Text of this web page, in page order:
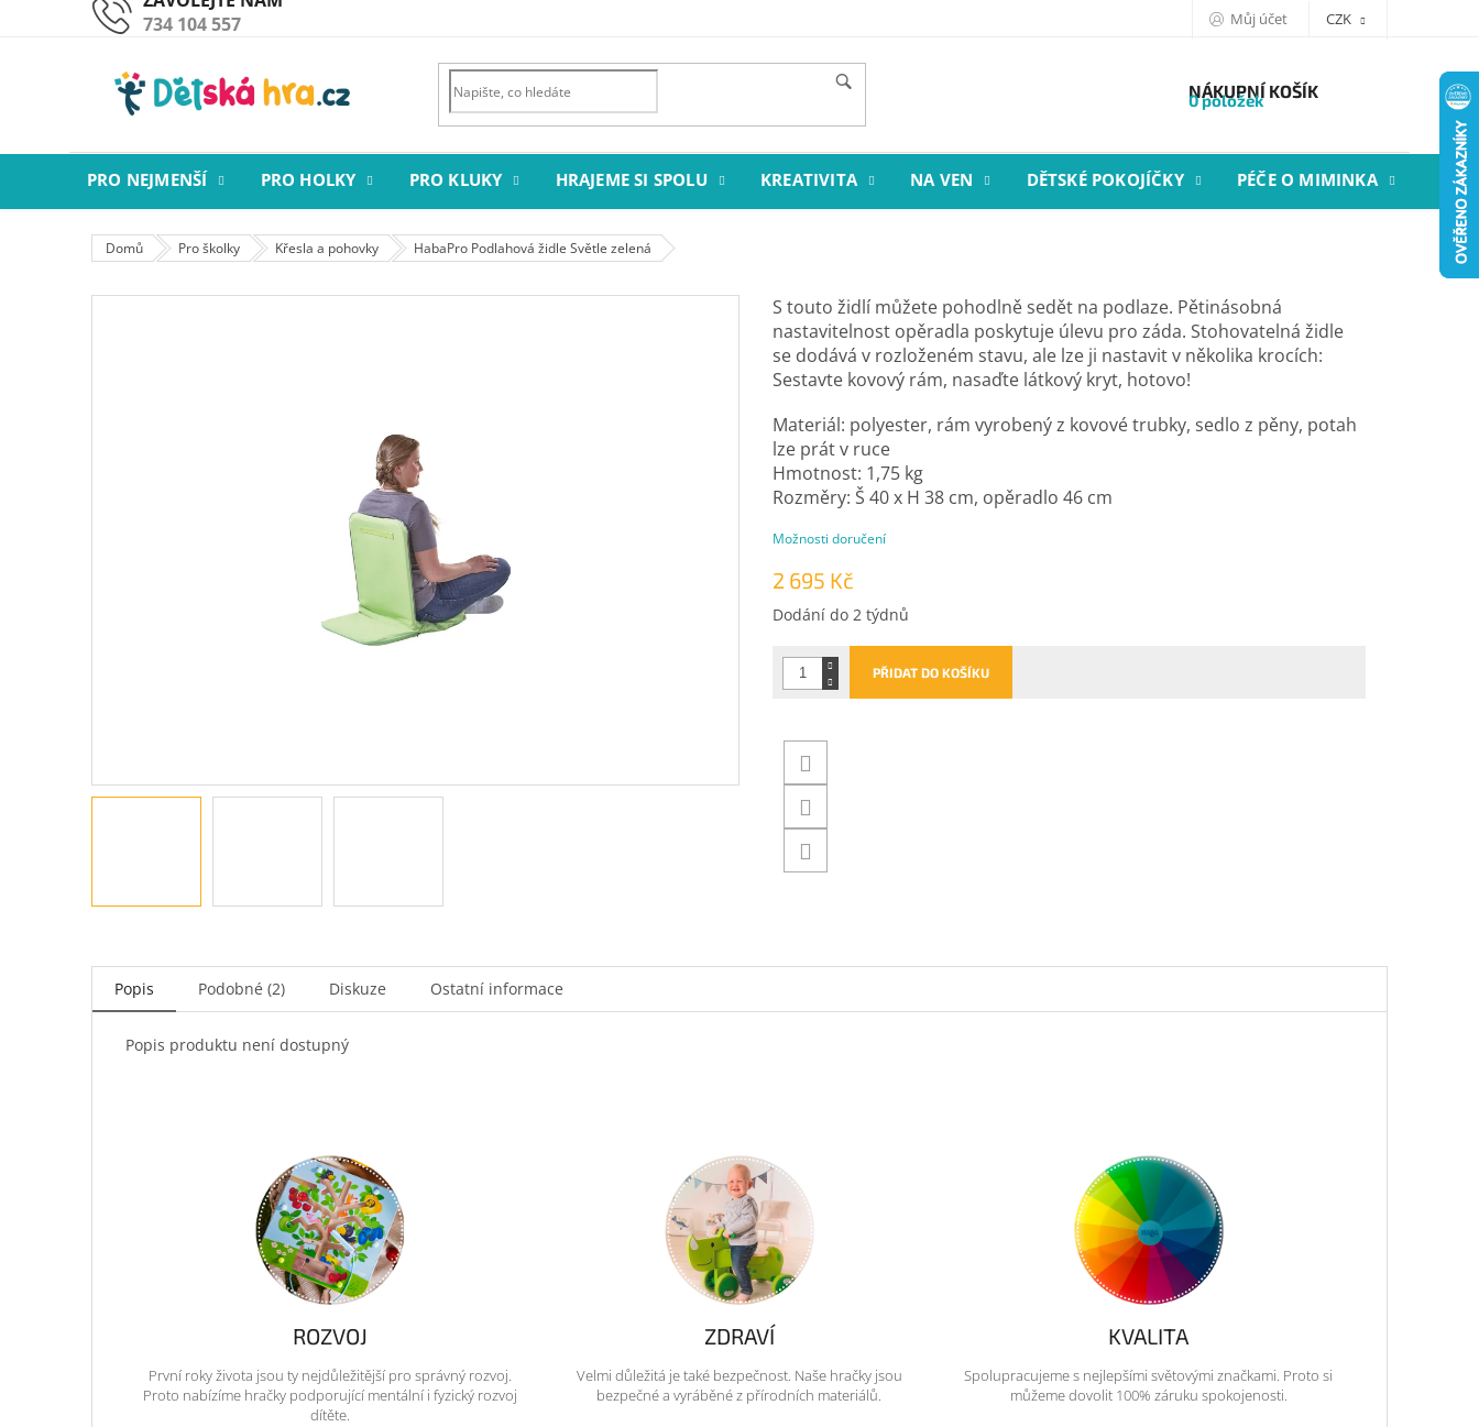
734 104 557 Můj účet CZK
NÁKUPNÍ KOŠÍK
0 položek
PRO NEJMENŠÍ PRO HOLKY PRO KLUKY HRAJEME SI SPOLU KREATIVITA NA VEN DĚTSKÉ POKOJÍČKY PÉČE O MIMINKA
Domů Pro školky Křesla a pohovky HabaPro Podlahová židle Světle zelená
2 695 Kč
Měrná
Dodání do 2 týdnů
Možnosti doručení
PŘIDAT DO KOŠÍKU
S touto židlí můžete pohodlně sedět na podlaze. Pětinásobná
nastavitelnost opěradla poskytuje úlevu pro záda. Stohovatelná židle
se dodává v rozloženém stavu, ale lze ji nastavit v několika krocích:
Sestavte kovový rám, nasaďte látkový kryt, hotovo!
Materiál: polyester, rám vyrobený z kovové trubky, sedlo z pěny, potah
lze prát v ruce
Hmotnost: 1,75 kg
Rozměry: Š 40 x H 38 cm, opěradlo 46 cm
Popis Podobné (2) Diskuze Ostatní informace
Popis produktu není dostupný
ROZVOJ
První roky života jsou ty nejdůležitější pro správný rozvoj.
Proto nabízíme hračky podporující mentální i fyzický rozvoj
dítěte.
ZDRAVÍ
Velmi důležitá je také bezpečnost. Naše hračky jsou
bezpečné a vyráběné z přírodních materiálů.
KVALITA
Spolupracujeme s nejlepšími světovými značkami. Proto si
můžeme dovolit 100% záruku spokojenosti.